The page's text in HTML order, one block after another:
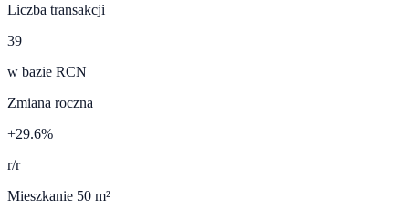
Liczba transakcji
39
w bazie RCN
Zmiana roczna
+29.6%
r/r
Mieszkanie 50 m²